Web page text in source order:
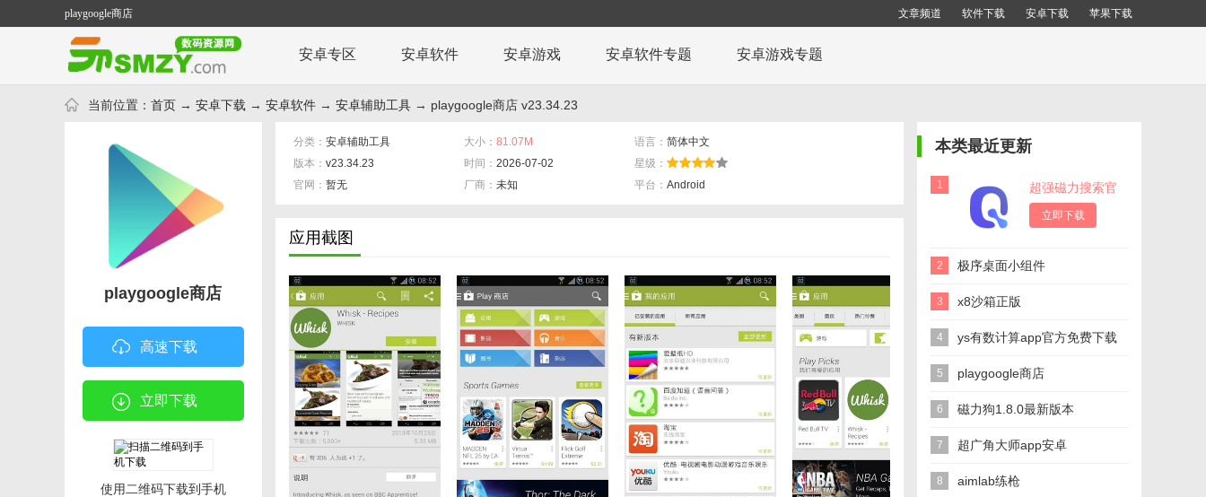
playgoogle商店 文章频道 软件下载 安卓下载 苹果下载
安卓专区 安卓软件 安卓游戏 安卓软件专题 安卓游戏专题
当前位置： 首页 → 安卓下载 → 安卓软件 → 安卓辅助工具 → playgoogle商店 v23.34.23
playgoogle商店
高速下载
立即下载
使用二维码下载到手机
分类： 安卓辅助工具 大小： 81.07M 语言： 简体中文
版本： v23.34.23 时间： 2026-07-02
星级：
官网： 暂无 厂商： 未知 平台： Android
应用截图
本类最近更新
1
超强磁力搜索官
方版
立即下载
2 极序桌面小组件
3 x8沙箱正版
4 ys有数计算app官方免费下载
5 playgoogle商店
6 磁力狗1.8.0最新版本
7 超广角大师app安卓
8 aimlab练枪